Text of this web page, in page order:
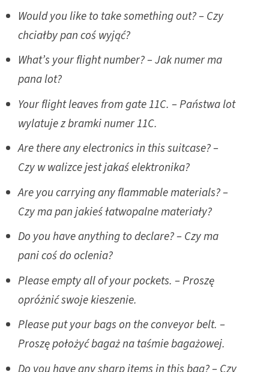
Would you like to take something out? – Czy
chciałby pan coś wyjąć?
What’s your flight number? – Jak numer ma
pana lot?
Your flight leaves from gate 11C. – Państwa lot
wylatuje z bramki numer 11C.
Are there any electronics in this suitcase? –
Czy w walizce jest jakaś elektronika?
Are you carrying any flammable materials? –
Czy ma pan jakieś łatwopalne materiały?
Do you have anything to declare? – Czy ma
pani coś do oclenia?
Please empty all of your pockets. – Proszę
opróżnić swoje kieszenie.
Please put your bags on the conveyor belt. –
Proszę położyć bagaż na taśmie bagażowej.